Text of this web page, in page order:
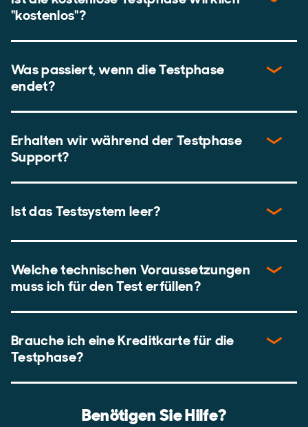
"kostenlos"?
Was passiert, wenn die Testphase
endet?
Erhalten wir während der Testphase
Support?
Ist das Testsystem leer?
Welche technischen Voraussetzungen
muss ich für den Test erfüllen?
Brauche ich eine Kreditkarte für die
Testphase?
Benötigen Sie Hilfe?